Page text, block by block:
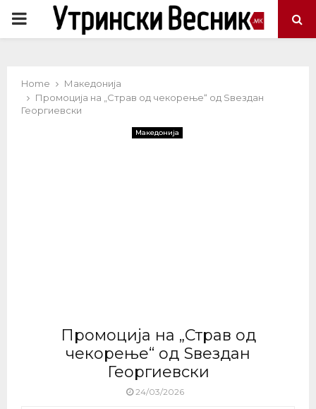
PRIMARY
Home
Македонија
Промоција на „Страв од чекорење“ од Ѕвездан
Георгиевски
Македонија
Промоција на „Страв од
чекорење“ од Ѕвездан
Георгиевски
24/03/2026